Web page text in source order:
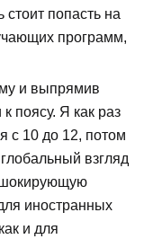
попасть на
программ,
и выпрямив
поясу. Я как раз
с 10 до 12, потом
взгляд
шокирующую
иностранных
и для